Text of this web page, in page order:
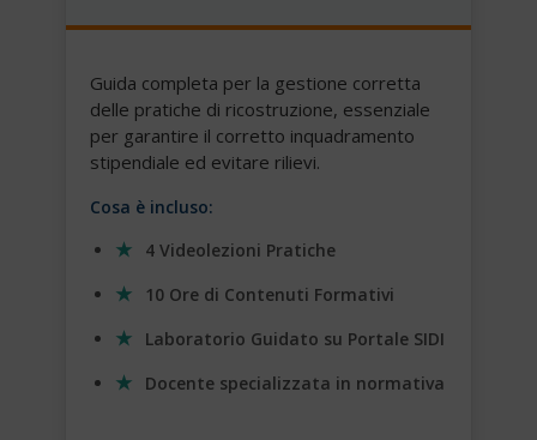
Guida completa per la gestione corretta
delle pratiche di ricostruzione, essenziale
per garantire il corretto inquadramento
stipendiale ed evitare rilievi.
Cosa è incluso:
4 Videolezioni Pratiche
10 Ore di Contenuti Formativi
Laboratorio Guidato su Portale SIDI
Docente specializzata in normativa